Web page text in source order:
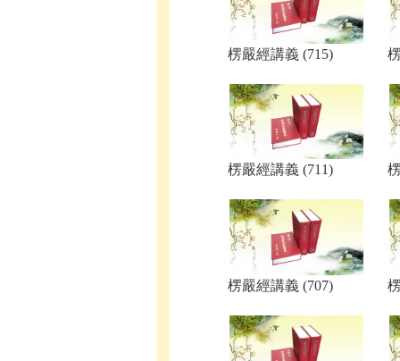
楞嚴經講義 (715)
楞嚴經講義 (711)
楞嚴經講義 (707)